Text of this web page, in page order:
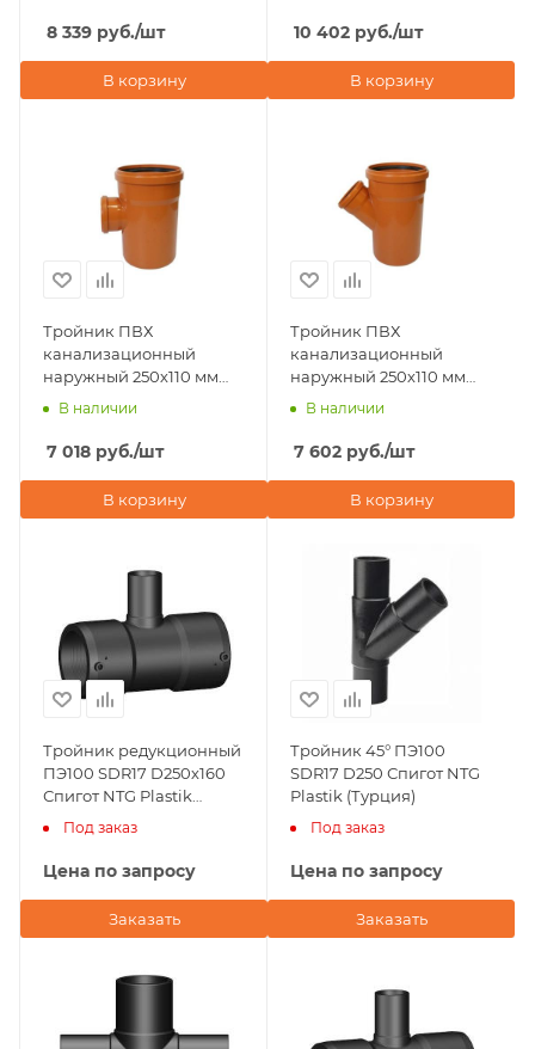
8 339 руб./шт
В корзину
10 402 руб./шт
В корзину
Тройник ПВХ
канализационный
наружный 250х110 мм
87° Хемкор
В наличии
7 018 руб./шт
В корзину
Тройник ПВХ
канализационный
наружный 250х110 мм
45° Хемкор
В наличии
7 602 руб./шт
В корзину
Тройник редукционный
ПЭ100 SDR17 D250х160
Спигот NTG Plastik
(Турция)
Под заказ
Цена по запросу
Заказать
Тройник 45° ПЭ100
SDR17 D250 Спигот NTG
Plastik (Турция)
Под заказ
Цена по запросу
Заказать